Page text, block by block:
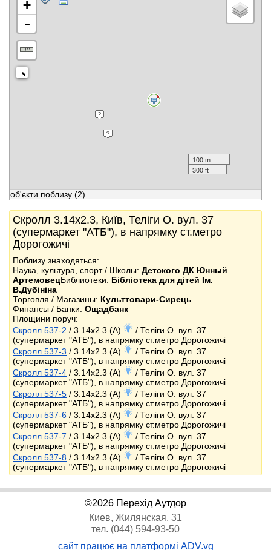
+
-
100 m
300 ft
об'єкти поблизу (2)
Скролл 3.14x2.3, Київ, Теліги О. вул. 37
(супермаркет "АТБ"), в напрямку ст.метро
Дорогожичі
Поблизу знаходяться:
Наука, культура, спорт / Школы: Детского ДК Юнный
АртемовецБиблиотеки: Бібліотека для дітей Ім.
В.Дубініна
Торговля / Магазины: Культтовари-Сирець
Финансы / Банки: Ощадбанк
Площини поруч:
Скролл 537-2 / 3.14x2.3 (A)
/ Теліги О. вул. 37
(супермаркет "АТБ"), в напрямку ст.метро Дорогожичі
Скролл 537-3 / 3.14x2.3 (A)
/ Теліги О. вул. 37
(супермаркет "АТБ"), в напрямку ст.метро Дорогожичі
Скролл 537-4 / 3.14x2.3 (A)
/ Теліги О. вул. 37
(супермаркет "АТБ"), в напрямку ст.метро Дорогожичі
Скролл 537-5 / 3.14x2.3 (A)
/ Теліги О. вул. 37
(супермаркет "АТБ"), в напрямку ст.метро Дорогожичі
Скролл 537-6 / 3.14x2.3 (A)
/ Теліги О. вул. 37
(супермаркет "АТБ"), в напрямку ст.метро Дорогожичі
Скролл 537-7 / 3.14x2.3 (A)
/ Теліги О. вул. 37
(супермаркет "АТБ"), в напрямку ст.метро Дорогожичі
Скролл 537-8 / 3.14x2.3 (A)
/ Теліги О. вул. 37
(супермаркет "АТБ"), в напрямку ст.метро Дорогожичі
©2026 Перехід Аутдор
Киев, Жилянская, 31
тел. (044) 594-93-50
сайт працює на платформі ADV.vg